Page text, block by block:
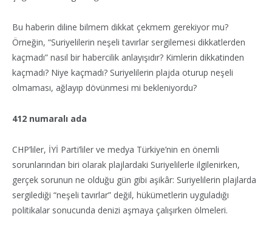
Bu haberin diline bilmem dikkat çekmem gerekiyor mu?
Örneğin, “Suriyelilerin neşeli tavırlar sergilemesi dikkatlerden
kaçmadı” nasıl bir habercilik anlayışıdır? Kimlerin dikkatinden
kaçmadı? Niye kaçmadı? Suriyelilerin plajda oturup neşeli
olmaması, ağlayıp dövünmesi mi bekleniyordu?
412 numaralı ada
CHP’liler, İYİ Parti’liler ve medya Türkiye’nin en önemli
sorunlarından biri olarak plajlardaki Suriyelilerle ilgilenirken,
gerçek sorunun ne olduğu gün gibi aşikâr: Suriyelilerin plajlarda
sergilediği “neşeli tavırlar” değil, hükümetlerin uyguladığı
politikalar sonucunda denizi aşmaya çalışırken ölmeleri.